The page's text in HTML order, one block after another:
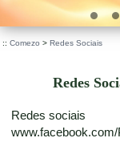
:: Comezo > Redes Sociais
Redes
Redes sociais